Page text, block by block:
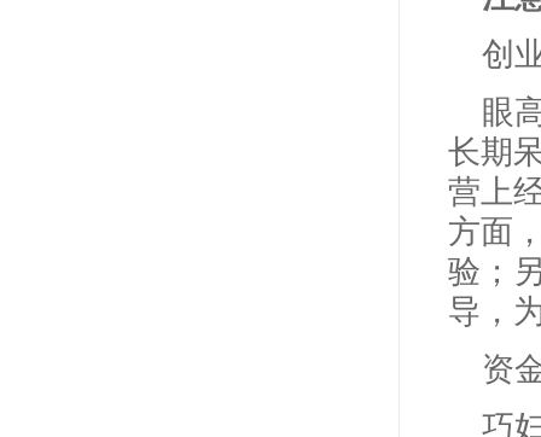
创
眼
长期
营上
方面
验；
导，
资
巧